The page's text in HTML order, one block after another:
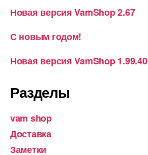
Новая версия VamShop 2.67
С новым годом!
Новая версия VamShop 1.99.40
Разделы
vam shop
Доставка
Заметки